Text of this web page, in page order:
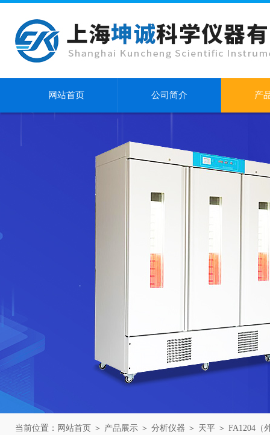
网站首页 公司简介 产
当前位置： 网站首页 ＞ 产品展示 ＞ 分析仪器 ＞ 天平 ＞ FA1204（